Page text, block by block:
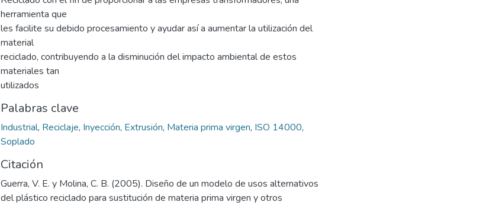
herramienta que
les facilite su debido procesamiento y ayudar así a aumentar la utilización del
material
reciclado, contribuyendo a la disminución del impacto ambiental de estos
materiales tan
utilizados
Palabras clave
Industrial, Reciclaje, Inyección, Extrusión, Materia prima virgen, ISO 14000,
Soplado
Citación
Guerra, V. E. y Molina, C. B. (2005). Diseño de un modelo de usos alternativos
del plástico reciclado para sustitución de materia prima virgen y otros